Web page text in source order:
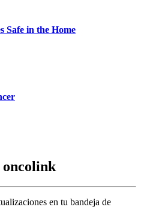
Safe in the Home
oncolink
en tu bandeja de